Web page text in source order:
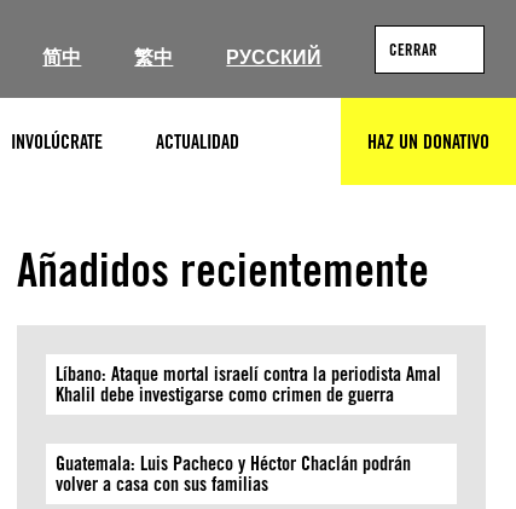
简中 繁中 РУССКИЙ CERRAR
INVOLÚCRATE ACTUALIDAD HAZ UN DONATIVO
Añadidos recientemente
Líbano: Ataque mortal israelí contra la periodista Amal
Khalil debe investigarse como crimen de guerra
Guatemala: Luis Pacheco y Héctor Chaclán podrán
volver a casa con sus familias